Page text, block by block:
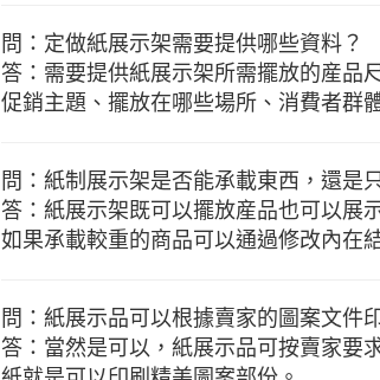
問：定做紙展示架需要提供哪些資料？
答：需要提供紙展示架所需擺放的産品
促銷主題、擺放在哪些場所、消費者群
問：紙制展示架是否能承載東西，還是
答：紙展示架既可以擺放産品也可以展
如果承載較重的商品可以通過修改內在
問：紙展示品可以根據賣家的圖案文件
答：當然是可以，紙展示品可按賣家要